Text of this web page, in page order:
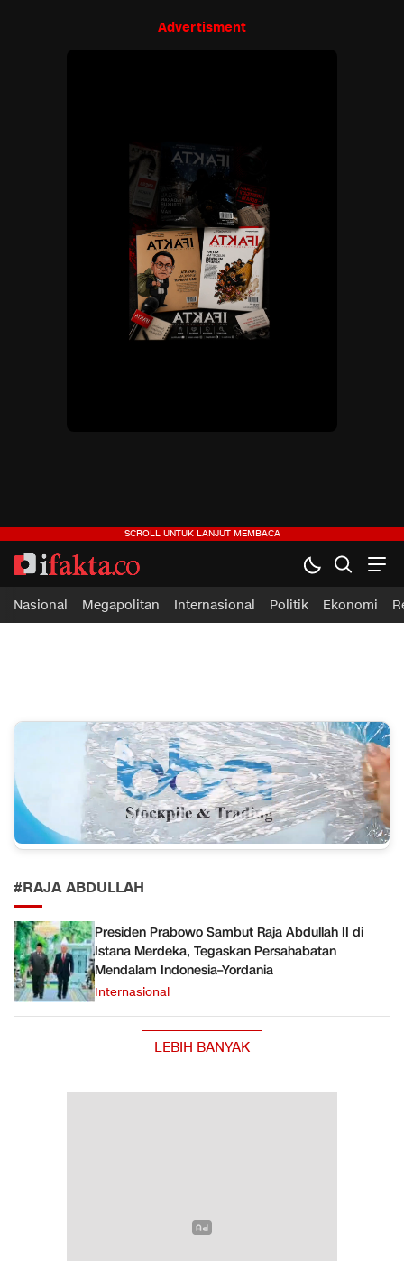
Advertisment
ifakta.co
#pastibenar
Nasional Megapolitan Internasional Politik Ekonomi
#RAJA ABDULLAH
Presiden Prabowo Sambut Raja Abdullah II di
Istana Merdeka, Tegaskan Persahabatan
Mendalam Indonesia–Yordania
Internasional
LEBIH BANYAK